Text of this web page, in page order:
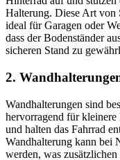
Halterung. Diese Art von
ideal für Garagen oder
dass der Bodenständer
sicheren Stand zu
2.
Wandhalterungen sind
hervorragend für
und halten das Fahrrad
Wandhalterung kann bei
werden, was